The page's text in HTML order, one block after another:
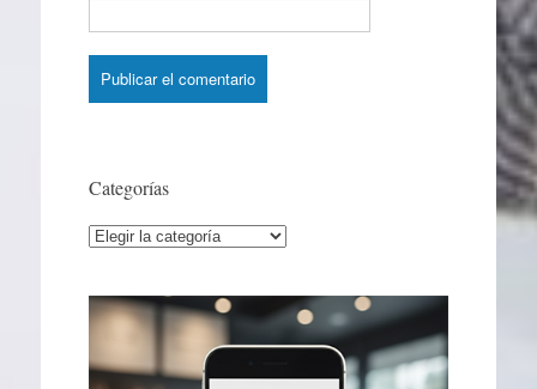
Categorías
Categorías